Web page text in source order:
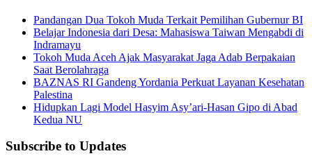
Pandangan Dua Tokoh Muda Terkait Pemilihan Gubernur BI
Belajar Indonesia dari Desa: Mahasiswa Taiwan Mengabdi di
Indramayu
Tokoh Muda Aceh Ajak Masyarakat Jaga Adab Berpakaian
Saat Berolahraga
BAZNAS RI Gandeng Yordania Perkuat Layanan Kesehatan
Palestina
Hidupkan Lagi Model Hasyim Asy’ari-Hasan Gipo di Abad
Kedua NU
Subscribe to Updates